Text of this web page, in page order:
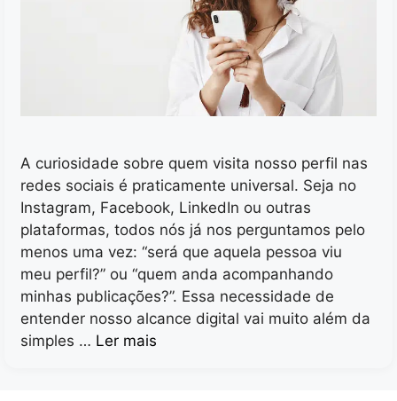
A curiosidade sobre quem visita nosso perfil nas
redes sociais é praticamente universal. Seja no
Instagram, Facebook, LinkedIn ou outras
plataformas, todos nós já nos perguntamos pelo
menos uma vez: “será que aquela pessoa viu
meu perfil?” ou “quem anda acompanhando
minhas publicações?”. Essa necessidade de
entender nosso alcance digital vai muito além da
simples … Ler mais